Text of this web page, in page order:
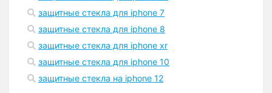
защитные стекла для iphone 7
защитные стекла для iphone 8
защитные стекла для iphone xr
защитные стекла для iphone 10
защитные стекла на iphone 12